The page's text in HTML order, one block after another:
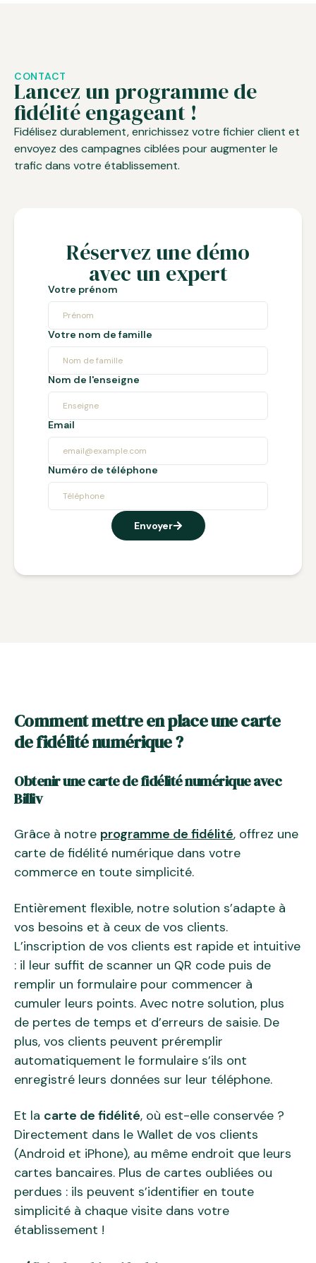
CONTACT
Lancez un programme de
fidélité engageant !
Fidélisez durablement, enrichissez votre fichier client et
envoyez des campagnes ciblées pour augmenter le
trafic dans votre établissement.
Réservez une démo
avec un expert
Votre prénom
Votre nom de famille
Nom de l'enseigne
Email
Numéro de téléphone
Envoyer
Comment mettre en place une carte
de fidélité numérique ?
Obtenir une carte de fidélité numérique avec
Billiv
Grâce à notre programme de fidélité, offrez une
carte de fidélité numérique dans votre
commerce en toute simplicité.
Entièrement flexible, notre solution s’adapte à
vos besoins et à ceux de vos clients.
L’inscription de vos clients est rapide et intuitive
: il leur suffit de scanner un QR code puis de
remplir un formulaire pour commencer à
cumuler leurs points. Avec notre solution, plus
de pertes de temps et d’erreurs de saisie. De
plus, vos clients peuvent préremplir
automatiquement le formulaire s’ils ont
enregistré leurs données sur leur téléphone.
Et la carte de fidélité, où est-elle conservée ?
Directement dans le Wallet de vos clients
(Android et iPhone), au même endroit que leurs
cartes bancaires. Plus de cartes oubliées ou
perdues : ils peuvent s’identifier en toute
simplicité à chaque visite dans votre
établissement !